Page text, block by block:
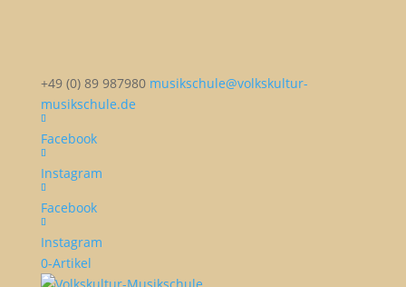
+49 (0) 89 987980 musikschule@volkskultur-
musikschule.de
Facebook
Instagram
Facebook
Instagram
0-Artikel